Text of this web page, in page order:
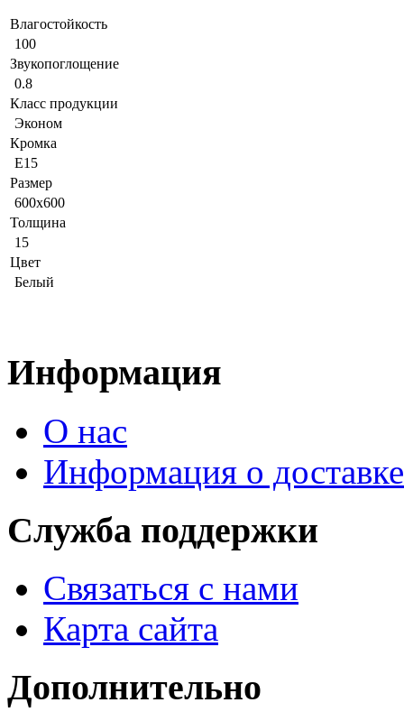
Влагостойкость
100
Звукопоглощение
0.8
Класс продукции
Эконом
Кромка
E15
Размер
600x600
Толщина
15
Цвет
Белый
Информация
О нас
Информация о доставке
Служба поддержки
Связаться с нами
Карта сайта
Дополнительно